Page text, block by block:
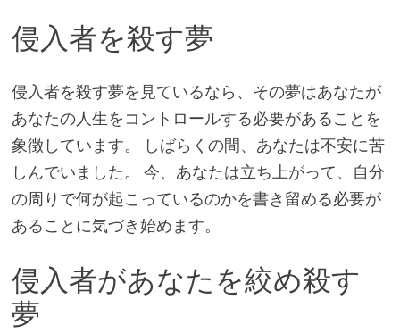
侵入者を殺す夢
侵入者を殺す夢を見ているなら、その夢はあなたが
あなたの人生をコントロールする必要があることを
象徴しています。 しばらくの間、あなたは不安に苦
しんでいました。 今、あなたは立ち上がって、自分
の周りで何が起こっているのかを書き留める必要が
あることに気づき始めます。
侵入者があなたを絞め殺す
夢